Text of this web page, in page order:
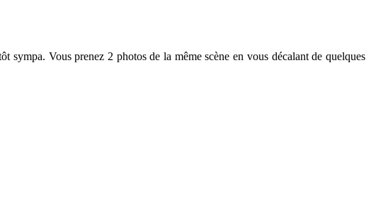
Vous prenez 2 photos de la même scène en vous décalant de quelques